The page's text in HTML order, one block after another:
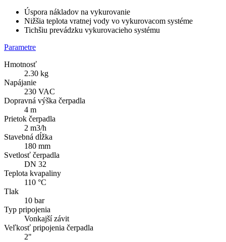
Úspora nákladov na vykurovanie
Nižšia teplota vratnej vody vo vykurovacom systéme
Tichšiu prevádzku vykurovacieho systému
Parametre
Hmotnosť
2.30 kg
Napájanie
230 VAC
Dopravná výška čerpadla
4 m
Prietok čerpadla
2 m3/h
Stavebná dĺžka
180 mm
Svetlosť čerpadla
DN 32
Teplota kvapaliny
110 °C
Tlak
10 bar
Typ pripojenia
Vonkajší závit
Veľkosť pripojenia čerpadla
2"